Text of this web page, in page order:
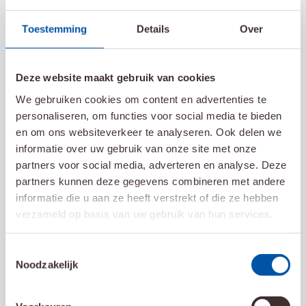
Toestemming Details Over
Deze website maakt gebruik van cookies
We gebruiken cookies om content en advertenties te
personaliseren, om functies voor social media te bieden
en om ons websiteverkeer te analyseren. Ook delen we
informatie over uw gebruik van onze site met onze
partners voor social media, adverteren en analyse. Deze
partners kunnen deze gegevens combineren met andere
informatie die u aan ze heeft verstrekt of die ze hebben
verzameld op basis van uw gebruik van hun services.
Noodzakelijk
“De lijntjes zijn kort en we vertrouwen
elkaar”
22 juni 2022
Lees meer